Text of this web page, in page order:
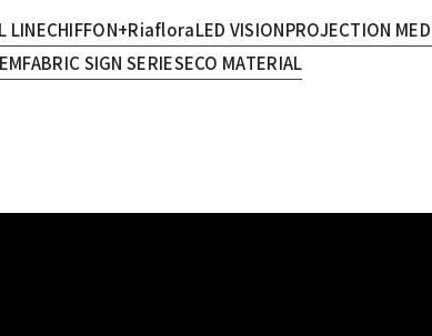
LINECHIFFON+RiafloraLED VISIONPROJECTION
FABRIC SIGN SERIESECO MATERIAL